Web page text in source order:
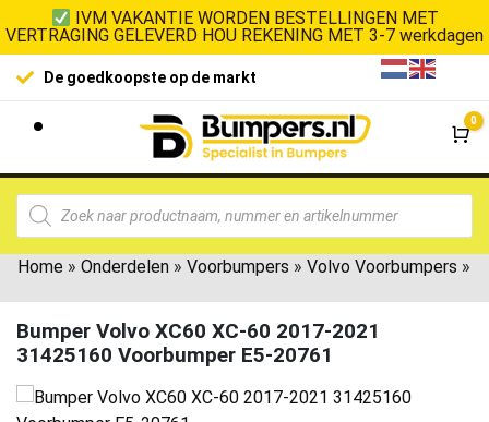
IVM VAKANTIE WORDEN BESTELLINGEN MET
VERTRAGING GELEVERD HOU REKENING MET 3-7 werkdagen
De goedkoopste op de markt
0
Home » Onderdelen » Voorbumpers » Volvo Voorbumpers »
Bumper Volvo XC60 XC-60 2017-2021
31425160 Voorbumper E5-20761